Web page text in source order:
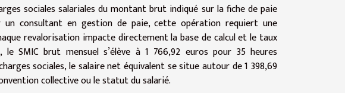
sociales salariales du montant brut indiqué sur la fiche de paie
un consultant en gestion de paie, cette opération requiert une
revalorisation impacte directement la base de calcul et le taux
SMIC brut mensuel s’élève à 1 766,92 euros pour 35 heures
sociales, le salaire net équivalent se situe autour de 1 398,69
collective ou le statut du salarié.